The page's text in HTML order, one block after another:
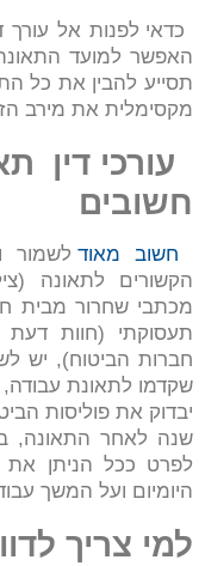
כדאי לפנות אל עורך
האפשר למועד
תסייע להבין את כל
מקסימלית את מירב
עורכי דין
חשובים
חשוב מאוד לשמור
מכתבי שחרור מבית
תעסוקתי (חוות
שקדמו לתאונת עבודה,
יבדוק את פוליסות
שנה לאחר התאונה,
לפרט ככל הניתן
היומיום ועל המשך
למי צריך